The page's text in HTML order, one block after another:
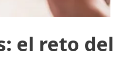
el reto del